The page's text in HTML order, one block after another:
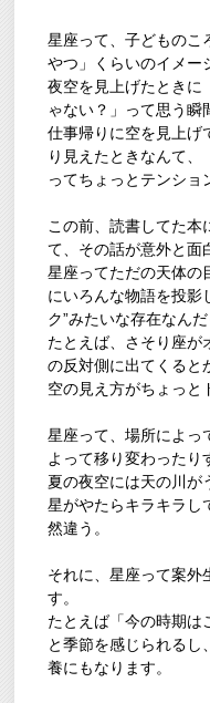
星座って、子どものこ
やつ」くらいのイメー
夜空を見上げたときに
ゃない？」って思う瞬
仕事帰りに空を見上げ
り見えたときなんて、
ってちょっとテンショ
この前、読書してた本
て、その話が意外と面
星座ってただの天体の
にいろんな物語を投影
ク”みたいな存在なん
たとえば、さそり座が
の反対側に出てくると
空の見え方がちょっと
星座って、場所によっ
よって移り変わったり
夏の夜空には天の川が
星がやたらキラキラし
然違う。
それに、星座って案外
す。
たとえば「今の時期は
と季節を感じられるし
養にもなります。